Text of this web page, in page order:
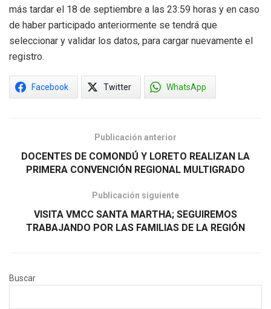
más tardar el 18 de septiembre a las 23:59 horas y en caso
de haber participado anteriormente se tendrá que
seleccionar y validar los datos, para cargar nuevamente el
registro.
Facebook Twitter WhatsApp
Publicación anterior
DOCENTES DE COMONDÚ Y LORETO REALIZAN LA
PRIMERA CONVENCIÓN REGIONAL MULTIGRADO
Publicación siguiente
VISITA VMCC SANTA MARTHA; SEGUIREMOS
TRABAJANDO POR LAS FAMILIAS DE LA REGIÓN
Buscar